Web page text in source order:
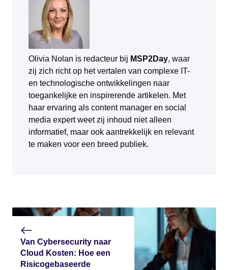
Olivia Nolan is redacteur bij MSP2Day, waar
zij zich richt op het vertalen van complexe IT-
en technologische ontwikkelingen naar
toegankelijke en inspirerende artikelen. Met
haar ervaring als content manager en social
media expert weet zij inhoud niet alleen
informatief, maar ook aantrekkelijk en relevant
te maken voor een breed publiek.
Van Cybersecurity naar
Cloud Kosten: Hoe een
Risicogebaseerde